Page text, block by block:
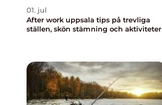
01. jul
After work uppsala tips på trevliga
ställen, skön stämning och aktiviteter